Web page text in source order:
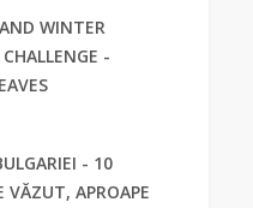
WINTER
-
- 10
VĂZUT, APROAPE